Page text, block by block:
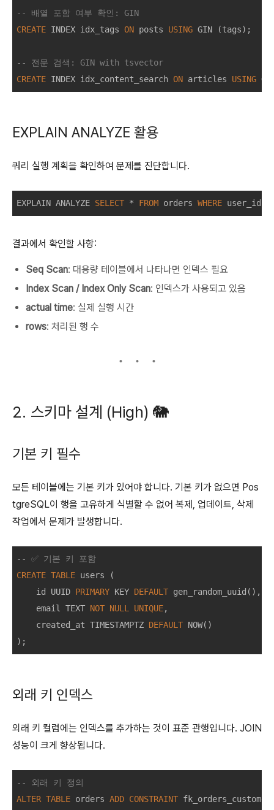
-- 배열 포함 여부 확인: GIN
CREATE INDEX idx_tags ON posts USING GIN (tags);
-- 전문 검색: GIN with tsvector
CREATE INDEX idx_content_search ON articles USING
EXPLAIN ANALYZE 활용
쿼리 실행 계획을 확인하여 문제를 진단합니다.
EXPLAIN ANALYZE SELECT * FROM orders WHERE user_id
결과에서 확인할 사항:
Seq Scan: 대용량 테이블에서 나타나면 인덱스 필요
Index Scan / Index Only Scan: 인덱스가 사용되고 있음
actual time: 실제 실행 시간
rows: 처리된 행 수
2. 스키마 설계 (High) 🐘
기본 키 필수
모든 테이블에는 기본 키가 있어야 합니다. 기본 키가 없으면 Pos
tgreSQL이 행을 고유하게 식별할 수 없어 복제, 업데이트, 삭제
작업에서 문제가 발생합니다.
-- ✅ 기본 키 포함
CREATE TABLE users (
    id UUID
PRIMARY KEY DEFAULT gen_random_uuid(),
    email TEXT
NOT NULL UNIQUE,
    created_at TIMESTAMPTZ
DEFAULT NOW()
외래 키 인덱스
외래 키 컬럼에는 인덱스를 추가하는 것이 표준 관행입니다. JOIN
성능이 크게 향상됩니다.
-- 외래 키 정의
ALTER TABLE orders ADD CONSTRAINT